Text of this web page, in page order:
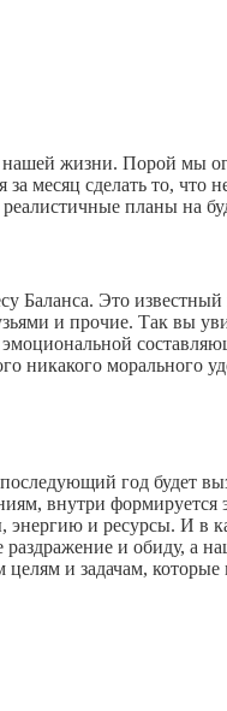
жизни. Порой мы
сделать то, что
планы
Баланса. Это
и прочие. Так вы
никакого
год будет
внутри
и ресурсы. И в
и обиду, а
и задачам,